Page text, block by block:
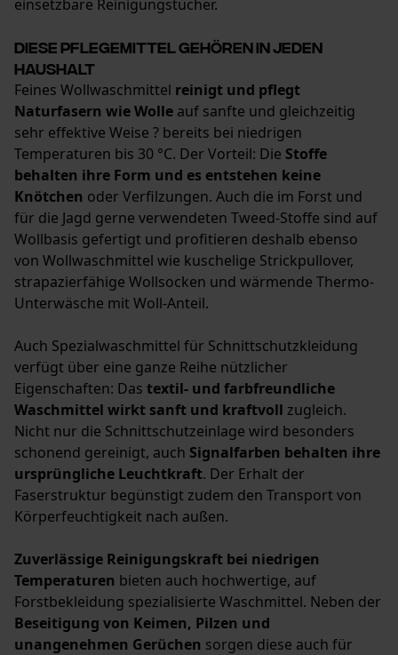
einsetzbare Reinigungstücher.
Diese Pflegemittel gehören in jeden
Haushalt
Feines Wollwaschmittel reinigt und pflegt
Naturfasern wie Wolle auf sanfte und gleichzeitig
sehr effektive Weise ? bereits bei niedrigen
Temperaturen bis 30 °C. Der Vorteil: Die Stoffe
behalten ihre Form und es entstehen keine
Knötchen oder Verfilzungen. Auch die im Forst und
für die Jagd gerne verwendeten Tweed-Stoffe sind auf
Wollbasis gefertigt und profitieren deshalb ebenso
von Wollwaschmittel wie kuschelige Strickpullover,
strapazierfähige Wollsocken und wärmende Thermo-
Unterwäsche mit Woll-Anteil.
Auch Spezialwaschmittel für Schnittschutzkleidung
verfügt über eine ganze Reihe nützlicher
Eigenschaften: Das textil- und farbfreundliche
Waschmittel wirkt sanft und kraftvoll zugleich.
Nicht nur die Schnittschutzeinlage wird besonders
schonend gereinigt, auch Signalfarben behalten ihre
ursprüngliche Leuchtkraft. Der Erhalt der
Faserstruktur begünstigt zudem den Transport von
Körperfeuchtigkeit nach außen.
Zuverlässige Reinigungskraft bei niedrigen
Temperaturen bieten auch hochwertige, auf
Forstbekleidung spezialisierte Waschmittel. Neben der
Beseitigung von Keimen, Pilzen und
unangenehmen Gerüchen sorgen diese auch für
Geo-IP und User Detection
Google Maps
Kontaktaufnahme per Chat
Marketing Cookies
Google Global Site Tag
Survicate